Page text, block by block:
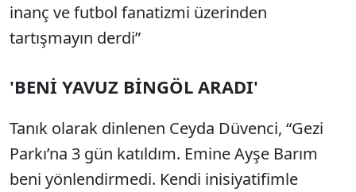
inanç ve futbol fanatizmi üzerinden
tartışmayın derdi”
'BENİ YAVUZ BİNGÖL ARADI'
Tanık olarak dinlenen Ceyda Düvenci, “Gezi
Parkı’na 3 gün katıldım. Emine Ayşe Barım
beni yönlendirmedi. Kendi inisiyatifimle